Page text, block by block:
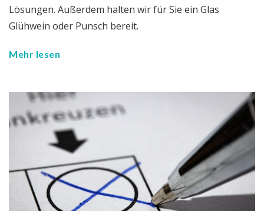
Lösungen. Außerdem halten wir für Sie ein Glas
Glühwein oder Punsch bereit.
Mehr lesen